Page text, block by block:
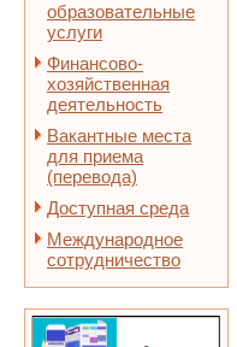
образовательные
услуги
Финансово-
хозяйственная
деятельность
Вакантные места
для приема
(перевода)
Доступная среда
Международное
сотрудничество